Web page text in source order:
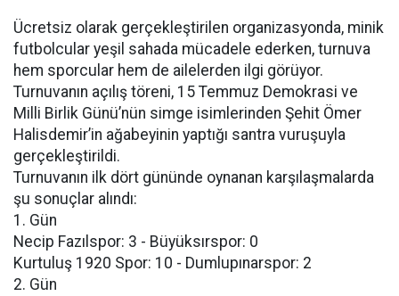
Ücretsiz olarak gerçekleştirilen organizasyonda, minik
futbolcular yeşil sahada mücadele ederken, turnuva
hem sporcular hem de ailelerden ilgi görüyor.
Turnuvanın açılış töreni, 15 Temmuz Demokrasi ve
Milli Birlik Günü’nün simge isimlerinden Şehit Ömer
Halisdemir’in ağabeyinin yaptığı santra vuruşuyla
gerçekleştirildi.
Turnuvanın ilk dört gününde oynanan karşılaşmalarda
şu sonuçlar alındı:
1. Gün
Necip Fazılspor: 3 - Büyüksırspor: 0
Kurtuluş 1920 Spor: 10 - Dumlupınarspor: 2
2. Gün